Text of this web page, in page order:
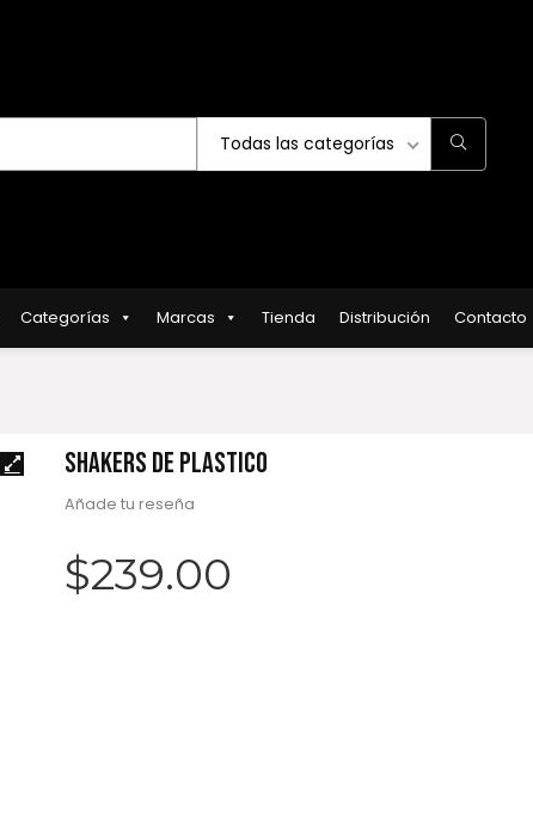
Todas las categorías
Categorías Marcas Tienda Distribución Contacto
SHAKERS DE PLASTICO
Añade tu reseña
$239.00